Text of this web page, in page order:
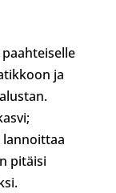
ja
lannoittaa
pitäisi